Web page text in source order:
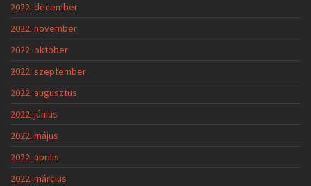
2022. december
2022. november
2022. október
2022. szeptember
2022. augusztus
2022. június
2022. május
2022. április
2022. március